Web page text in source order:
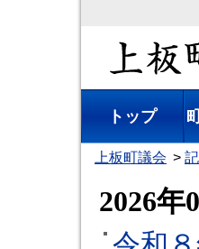
トップ
上板町議会
2026年